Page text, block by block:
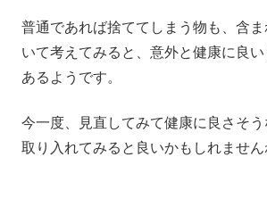
普通であれば捨ててしまう物も、含
いて考えてみると、意外と健康に良
あるようです。
今一度、見直してみて健康に良さそ
取り入れてみると良いかもしれません